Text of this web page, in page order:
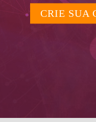
CRIE SUA